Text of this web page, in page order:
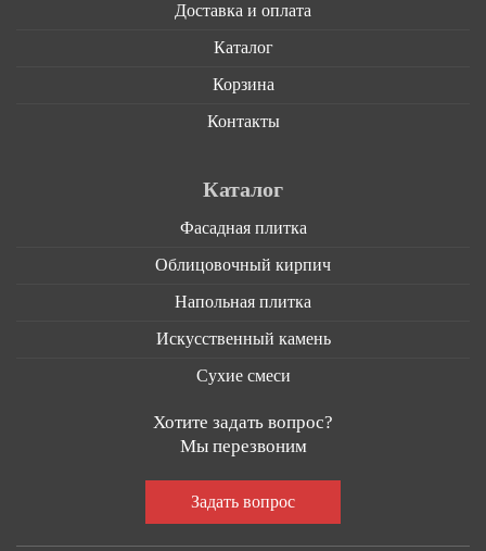
Доставка и оплата
Каталог
Корзина
Контакты
Каталог
Фасадная плитка
Облицовочный кирпич
Напольная плитка
Искусственный камень
Сухие смеси
Хотите задать вопрос?
Мы перезвоним